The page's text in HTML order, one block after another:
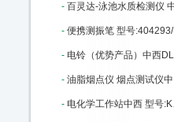
- 百灵达-泳池水质检测仪 中西型号:BH011 - Pooltest6库号：
- 便携测振笔 型号:404293/ZX10-YV260库号：M404293
- 电铃（优势产品）中西DLT100 型号:BC10-DLT100库号：M360938
- 油脂烟点仪 烟点测试仪中西 型号:YD-1库号：M406128
- 电化学工作站中西 型号:KS-CS300H库号：M406130